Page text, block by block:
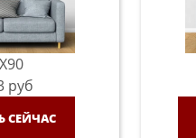
руб
СЕЙЧАС